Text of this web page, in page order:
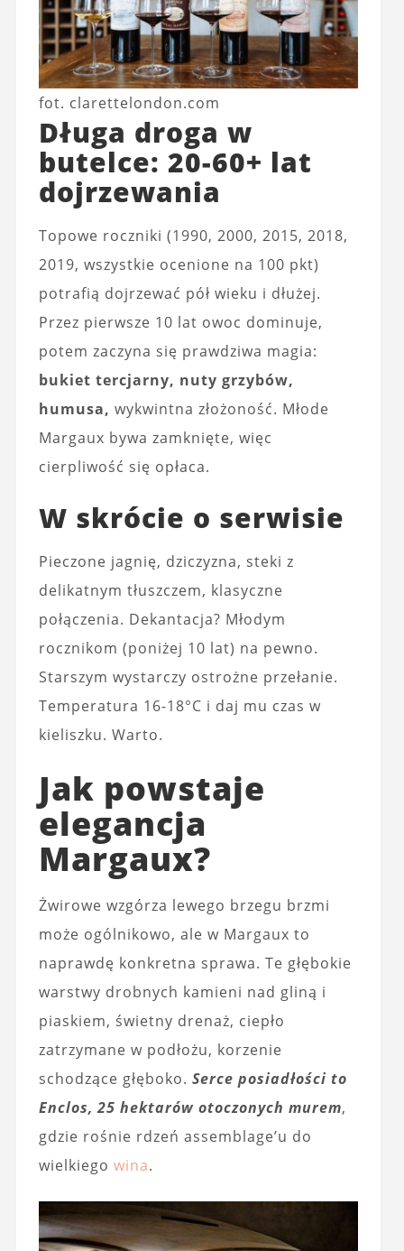
fot. clarettelondon.com
Długa droga w
butelce: 20-60+ lat
dojrzewania
Topowe roczniki (1990, 2000, 2015, 2018,
2019, wszystkie ocenione na 100 pkt)
potrafią dojrzewać pół wieku i dłużej.
Przez pierwsze 10 lat owoc dominuje,
potem zaczyna się prawdziwa magia:
bukiet tercjarny, nuty grzybów,
humusa, wykwintna złożoność. Młode
Margaux bywa zamknięte, więc
cierpliwość się opłaca.
W skrócie o serwisie
Pieczone jagnię, dziczyzna, steki z
delikatnym tłuszczem, klasyczne
połączenia. Dekantacja? Młodym
rocznikom (poniżej 10 lat) na pewno.
Starszym wystarczy ostrożne przełanie.
Temperatura 16-18°C i daj mu czas w
kieliszku. Warto.
Jak powstaje
elegancja
Margaux?
Żwirowe wzgórza lewego brzegu brzmi
może ogólnikowo, ale w Margaux to
naprawdę konkretna sprawa. Te głębokie
warstwy drobnych kamieni nad gliną i
piaskiem, świetny drenaż, ciepło
zatrzymane w podłożu, korzenie
schodzące głęboko. Serce posiadłości to
Enclos, 25 hektarów otoczonych murem,
gdzie rośnie rdzeń assemblage’u do
wielkiego wina.